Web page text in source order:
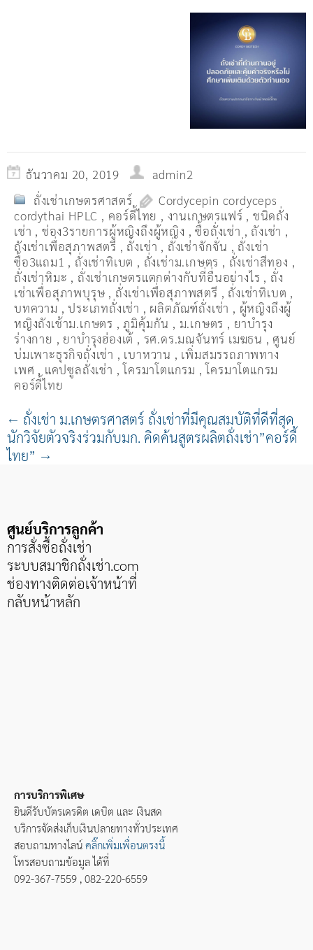
ธันวาคม 20, 2019
admin2
ถั่งเช่าเกษตรศาสตร์
Cordycepin cordyceps
cordythai HPLC , คอร์ดี้ไทย , งานเกษตรแฟร์ , ชนิดถั่ง
เช่า , ช่อง3รายการผู้หญิงถึงผู้หญิง ,ซื้อถั่งเช่า , ถังเช่า ,
ถังเช่าเพื่อสุภาพสตรี , ถั่งเช่า , ถั่งเช่าจักจั่น , ถั่งเช่า
ซื้อ3แถม1 , ถั่งเช่าทิเบต , ถั่งเช่าม.เกษตร , ถั่งเช่าสีทอง ,
ถั่งเช่าหิมะ , ถั่งเช่าเกษตรแตกต่างกับที่อื่นอย่างไร , ถั่ง
เช่าเพื่อสุภาพบุรุษ , ถั่งเช่าเพื่อสุภาพสตรี , ถั่่งเช่าทิเบต ,
บทความ ,ประเภทถั่งเช่า , ผลิตภัณฑ์ถั่งเช่า , ผู้หญิงถึงผู้
หญิงถังเช้าม.เกษตร ,ภูมิคุ้มกัน , ม.เกษตร , ยาบำรุง
ร่างกาย , ยาบำรุงฮ่องเต้ , รศ.ดร.มณจันทร์ เมฆธน , ศูนย์
บ่มเพาะธุรกิจถั่งเช่า , เบาหวาน , เพิ่มสมรรถภาพทาง
เพศ , แคปซูลถั่งเช่า ,โครมาโตแกรม ,โครมาโตแกรม
คอร์ดี้ไทย
← ถั่งเช่า ม.เกษตรศาสตร์ ถั่งเช่าที่มีคุณสมบัติที่ดีที่สุด
นักวิจัยตัวจริงร่วมกับมก. คิดค้นสูตรผลิตถั่งเช่า”คอร์ดี้
ไทย” →
ศูนย์บริการลูกค้า
การสั่งซื้อถั่งเช่า
ระบบสมาชิกถั่งเช่า.com
ช่องทางติดต่อเจ้าหน้าที่
กลับหน้าหลัก
การบริการพิเศษ
ยินดีรับบัตรเดรดิต เดบิต และ เงินสด
บริการจัดส่งเก็บเงินปลายทางทั่วประเทศ
สอบถามทางไลน์ คลิ๊กเพิ่มเพื่อนตรงนี้
โทรสอบถามข้อมูล ได้ที่
092-367-7559 , 082-220-6559